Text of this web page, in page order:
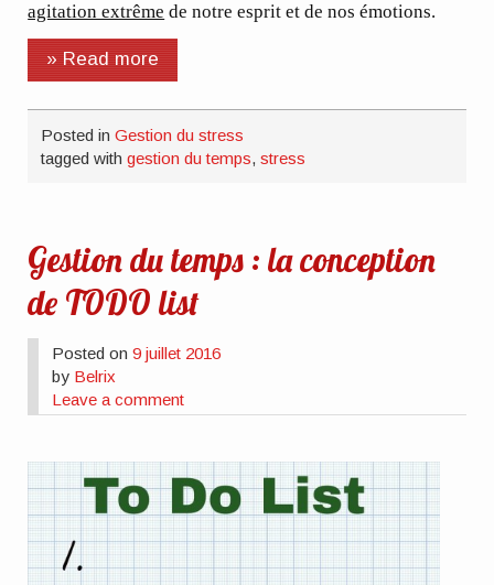
agitation extrême de notre esprit et de nos émotions.
» Read more
Posted inGestion du stress
tagged withgestion du temps,stress
Gestion du temps : la conception
de TODO list
Posted on9 juillet 2016
by Belrix
Leave a comment